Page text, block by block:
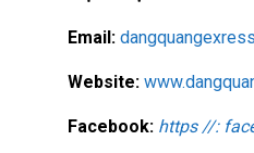
Email:
Website:
Facebook: https //: